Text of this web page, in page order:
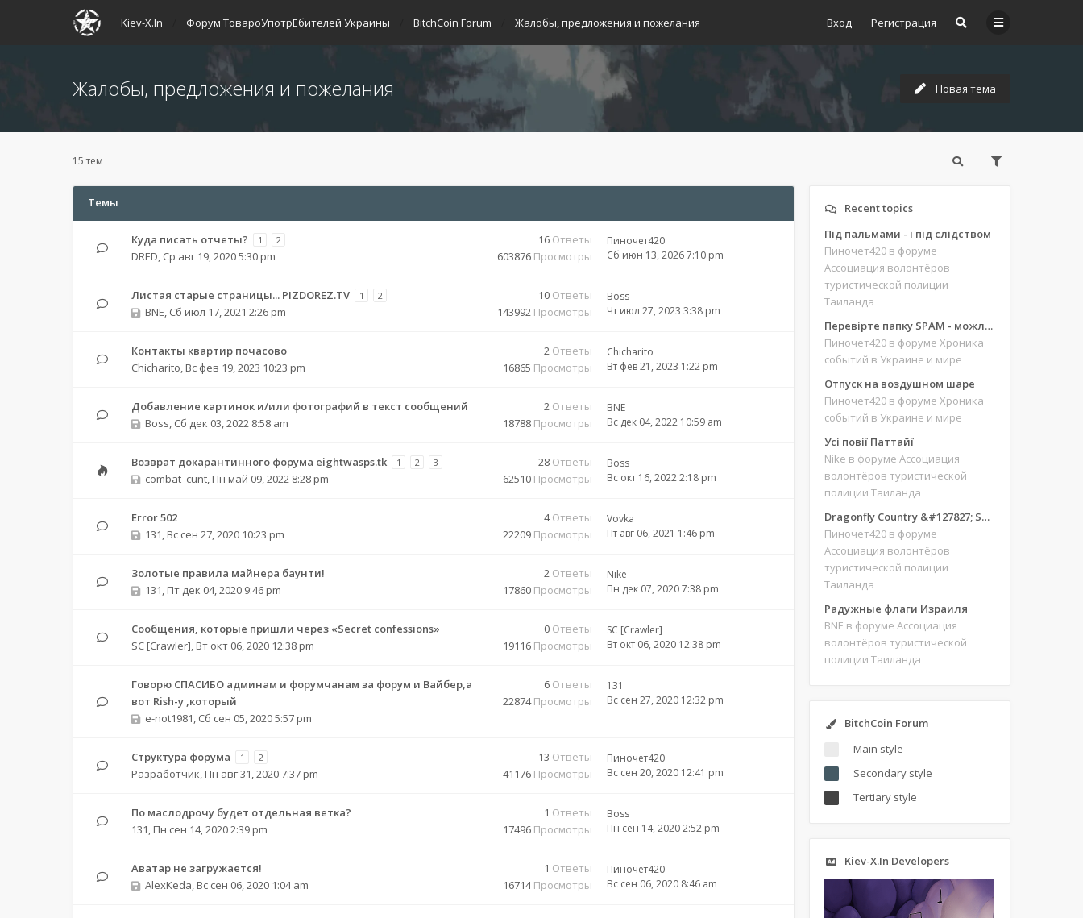
Вход Регистрация
Kiev-X.In Форум ТовароУпотрЕбителей Украины BitchCoin Forum Жалобы, предложения и пожелания
Жалобы, предложения и пожелания Новая тема
15 тем
Темы
Куда писать отчеты? 1 2
DRED, Ср авг 19, 2020 5:30 pm
16 Ответы
603876 Просмотры
Пиночет420
Сб июн 13, 2026 7:10 pm
Листая старые страницы... PIZDOREZ.TV 1 2
BNE, Сб июл 17, 2021 2:26 pm
10 Ответы
143992 Просмотры
Boss
Чт июл 27, 2023 3:38 pm
Контакты квартир почасово
Chicharito, Вс фев 19, 2023 10:23 pm
2 Ответы
16865 Просмотры
Chicharito
Вт фев 21, 2023 1:22 pm
Добавление картинок и/или фотографий в текст сообщений
Boss, Сб дек 03, 2022 8:58 am
2 Ответы
18788 Просмотры
BNE
Вс дек 04, 2022 10:59 am
Возврат докарантинного форума eightwasps.tk 1 2 3
combat_cunt, Пн май 09, 2022 8:28 pm
28 Ответы
62510 Просмотры
Boss
Вс окт 16, 2022 2:18 pm
Error 502
131, Вс сен 27, 2020 10:23 pm
4Ответы
22209 Просмотры
Vovka
Пт авг 06, 2021 1:46 pm
Золотые правила майнера баунти!
131, Пт дек 04, 2020 9:46 pm
2 Ответы
17860 Просмотры
Nike
Пн дек 07, 2020 7:38 pm
Сообщения, которые пришли через «Secret confessions»
SC [Crawler], Вт окт 06, 2020 12:38 pm
0 Ответы
19116 Просмотры
SC [Crawler]
Вт окт 06, 2020 12:38 pm
Говорю СПАСИБО админам и форумчанам за форум и Вайбер,а
вот Rish-у ,который
e-not1981, Сб сен 05, 2020 5:57 pm
6 Ответы
22874Просмотры
131
Вс сен 27, 2020 12:32 pm
Структура форума 1 2
Разработчик, Пн авг 31, 2020 7:37 pm
13 Ответы
41176 Просмотры
Пиночет420
Вс сен 20, 2020 12:41 pm
По маслодрочу будет отдельная ветка?
131, Пн сен 14, 2020 2:39 pm
1 Ответы
17496 Просмотры
Boss
Пн сен 14, 2020 2:52 pm
Аватар не загружается!
AlexKeda, Вс сен 06, 2020 1:04 am
1 Ответы
16714Просмотры
Пиночет420
Вс сен 06, 2020 8:46 am
Recent topics
Під пальмами - і під слідством
Пиночет420 в форуме
Ассоциация волонтёров
туристической полиции
Таиланда
Перевірте папку SPAM - можливо, ви щось пропустили
Пиночет420 в форуме Хроника
событий в Украине и мире
Отпуск на воздушном шаре
Пиночет420 в форуме Хроника
событий в Украине и мире
Усі повії Паттайї
Nike в форуме Ассоциация
волонтёров туристической
полиции Таиланда
Dragonfly Country &#127827; Save our site &#127775;&#127769;
Пиночет420 в форуме
Ассоциация волонтёров
туристической полиции
Таиланда
Радужные флаги Израиля
BNE в форуме Ассоциация
волонтёров туристической
полиции Таиланда
BitchCoin Forum
Main style
Secondary style
Tertiary style
Kiev-X.In Developers